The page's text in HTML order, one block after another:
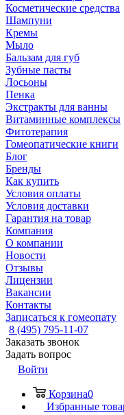
Косметические средства
Шампуни
Кремы
Мыло
Бальзам для губ
Зубные пасты
Лосьоны
Пенка
Экстракты для ванны
Витаминные комплексы
Фитотерапия
Гомеопатические книги
Блог
Бренды
Как купить
Условия оплаты
Условия доставки
Гарантия на товар
Компания
О компании
Новости
Отзывы
Лицензии
Вакансии
Контакты
Записаться к гомеопату
8 (495) 795-11-07
Заказать звонок
Задать вопрос
Войти
Корзина0
Избранные